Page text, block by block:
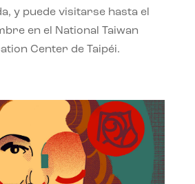
y puede visitarse hasta el
en el National Taiwan
Center de Taipéi.